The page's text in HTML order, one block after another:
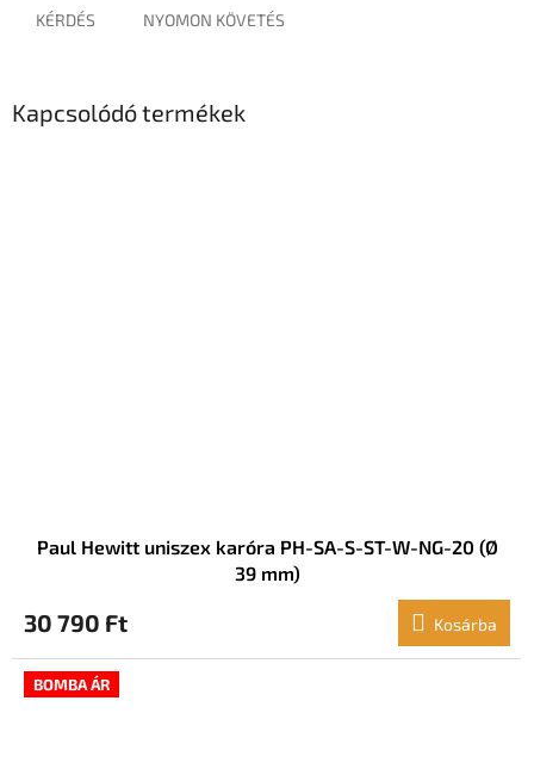
KÉRDÉS NYOMON KÖVETÉS
Kapcsolódó termékek
Paul Hewitt uniszex karóra PH-SA-S-ST-W-NG-20 (Ø
39 mm)
30 790 Ft Kosárba
BOMBA ÁR